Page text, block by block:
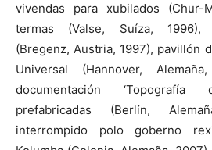
vivendas para xubilados (Chur-
termas (Valse, Suíza, 1996),
(Bregenz, Austria, 1997), pavillón
Universal (Hannover,
documentación
prefabricadas (Berlín,
interrompido polo goberno